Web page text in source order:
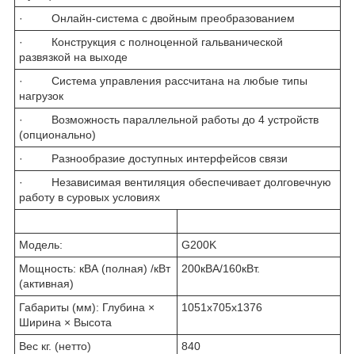
· Онлайн-система с двойным преобразованием
· Конструкция с полноценной гальванической
развязкой на выходе
· Система управления рассчитана на любые типы
нагрузок
· Возможность параллельной работы до 4 устройств
(опционально)
· Разнообразие доступных интерфейсов связи
· Независимая вентиляция обеспечивает долговечную
работу в суровых условиях
Модель:
G200K
Мощность: кВА (полная) /кВт
(активная)
200кВА/160кВт.
Габариты (мм): Глубина ×
Ширина × Высота
1051х705х1376
Вес кг. (нетто)
840